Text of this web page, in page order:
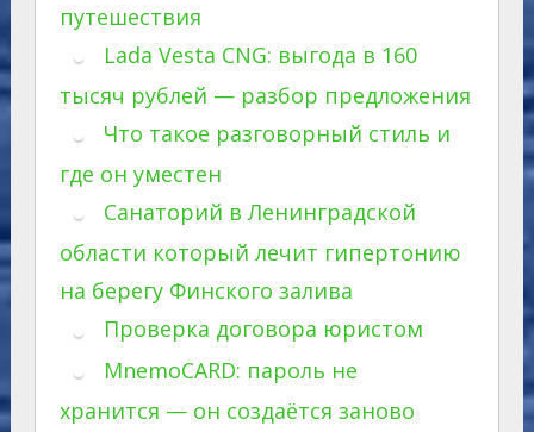
путешествия
Lada Vesta CNG: выгода в 160
тысяч рублей — разбор предложения
Что такое разговорный стиль и
где он уместен
Санаторий в Ленинградской
области который лечит гипертонию
на берегу Финского залива
Проверка договора юристом
MnemoCARD: пароль не
хранится — он создаётся заново